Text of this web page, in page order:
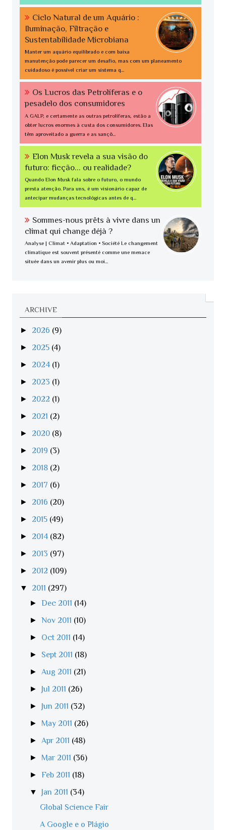
Ciclo Natural de um Aquário :
Iluminação, Filtração e
Sustentabilidade Microbiana
Manter um aquário equilibrado e com baixa
manutenção pode parecer um desafio, mas com um planeamento
cuidadoso é possível criar um sistema q...
Os Lucros das Petrolíferas e o
pesadelo dos consumidores
A GALP, e certamente as outras petrolíferas, estão a
obter lucros enormes à custa dos consumidores. Elas
têm aproveitado a guerra e as sançõ...
Elon Musk revela a sua visão do
futuro: ficção... ou realidade?
Quando Elon Musk fala sobre o futuro, o mundo
presta atenção. Para uns, é um visionário capaz de
antecipar mudanças tecnológicas antes de q...
Sommes-nous prêts à vivre dans un
climat qui change déjà ?
Analyse | Climat • Adaptation • Société Le changement
climatique est souvent présenté comme une menace
située dans un avenir plus ou moi...
ARCHIVE
► 2026 (9)
► 2025 (4)
► 2024 (1)
► 2023 (1)
► 2022 (1)
► 2021 (2)
► 2020 (8)
► 2019 (3)
► 2018 (2)
► 2017 (6)
► 2016 (20)
► 2015 (49)
► 2014 (82)
► 2013 (97)
► 2012 (109)
▼ 2011 (297)
►Dec 2011 (14)
►Nov 2011 (10)
► Oct 2011 (14)
► Sept 2011 (18)
► Aug 2011 (21)
► Jul 2011 (26)
► Jun 2011 (32)
► May 2011 (26)
► Apr 2011 (48)
► Mar 2011 (36)
►Feb 2011 (18)
▼ Jan 2011 (34)
Global Science Fair
A Google e o Plágio